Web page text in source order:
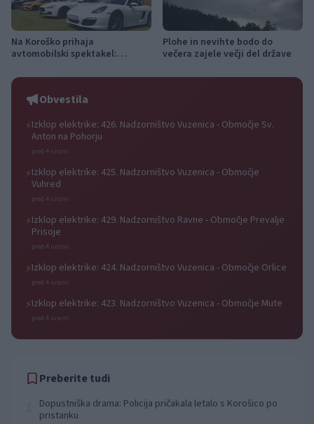
Na Koroško prihaja
avtomobilski spektakel:
progah in atraktivni Car Meet
Plohe in nevihte bodo do
večera zajele večji del države
Obvestila
⚡Izklop elektrike: 426. Nadzorništvo Vuzenica - Območje Sv.
Anton na Pohorju
pred 4 urami
⚡Izklop elektrike: 425. Nadzorništvo Vuzenica - Območje
Vuhred
pred 4 urami
⚡Izklop elektrike: 429. Nadzorništvo Ravne - Območje Prevalje
Prisoje
pred 4 urami
⚡Izklop elektrike: 424. Nadzorništvo Vuzenica - Območje Orlice
pred 4 urami
⚡Izklop elektrike: 423. Nadzorništvo Vuzenica - Območje Mute
pred 4 urami
Preberite tudi
Dopustniška drama: Policija pričakala letalo s Korošico po
pristanku